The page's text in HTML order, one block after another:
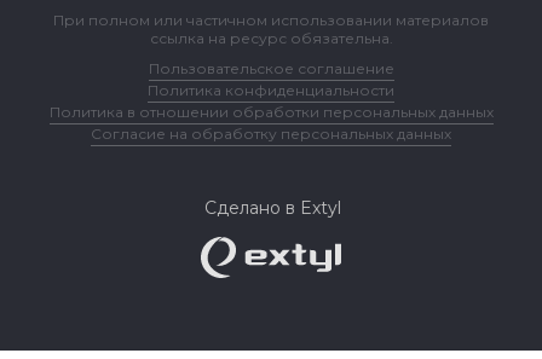
При полном или частичном использовании материалов
ссылка на ресурс обязательна.
Пользовательское соглашение
Политика конфиденциальности
Политика в отношении обработки персональных данных
Согласие на обработку персональных данных
Сделано в Extyl